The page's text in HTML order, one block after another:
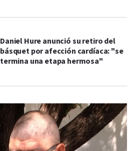
Daniel Hure anunció su retiro del
básquet por afección cardíaca: "se
termina una etapa hermosa"